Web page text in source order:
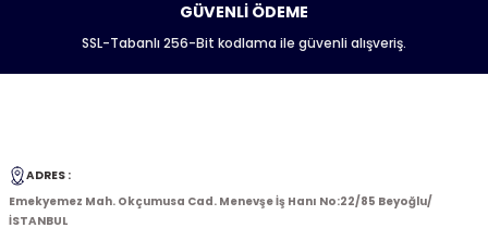
GÜVENLİ ÖDEME
SSL-Tabanlı 256-Bit kodlama ile güvenli alışveriş.
ADRES :
Emekyemez Mah. Okçumusa Cad. Menevşe İş Hanı No:22/85 Beyoğlu/
İSTANBUL